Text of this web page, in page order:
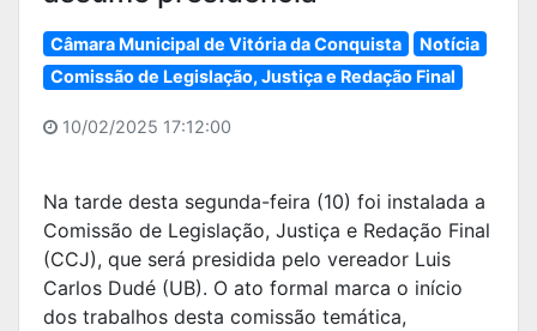
Câmara Municipal de Vitória da Conquista
Notícia
Comissão de Legislação, Justiça e Redação Final
10/02/2025 17:12:00
Na tarde desta segunda-feira (10) foi instalada a
Comissão de Legislação, Justiça e Redação Final
(CCJ), que será presidida pelo vereador Luis
Carlos Dudé (UB). O ato formal marca o início
dos trabalhos desta comissão temática,